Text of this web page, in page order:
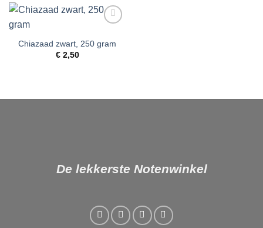
verlanglijst
Chiazaad zwart, 250 gram
€2,50
De lekkerste Notenwinkel